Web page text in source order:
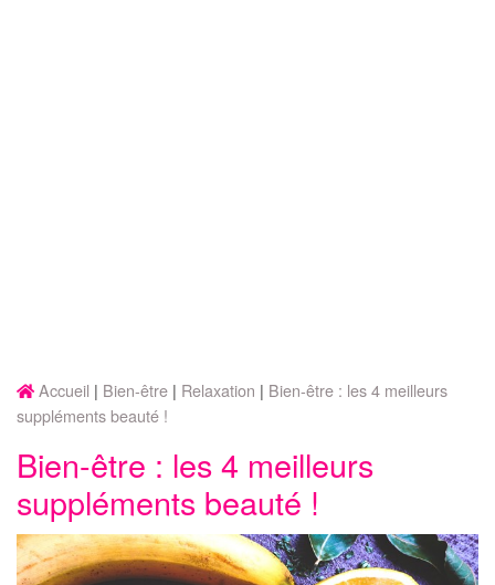
Accueil Bien-être Relaxation
Bien-être : les 4 meilleurs
suppléments beauté !
Bien-être : les 4 meilleurs
suppléments beauté !